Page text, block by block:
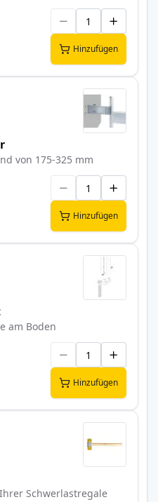
Hinzufügen
von 175-325 mm
Hinzufügen
am Boden
Hinzufügen
Schwerlastregale